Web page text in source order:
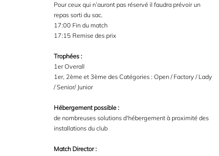
Pour ceux qui n’auront pas réservé il faudra prévoir un
repas sorti du sac.
17:00 Fin du match
17:15 Remise des prix
Trophées :
1er Overall
1er, 2ème et 3ème des Catégories : Open / Factory / Lady
/ Senior/ Junior
Hébergement possible :
de nombreuses solutions d'hébergement à proximité des
installations du club
Match Director :